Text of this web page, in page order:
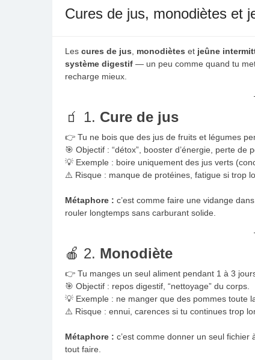
Cures de jus, monodiètes et
Les cures de jus monodiètes et jeûne
système digestif — un peu comme quand tu
recharge mieux.
🧃 1. Cure de jus
👉 Tu ne bois que des jus de fruits et légumes
🎯 Objectif : “détox”, booster d’énergie, perte de
💡 Exemple : boire uniquement des jus verts
⚠️ Risque : manque de protéines, fatigue si trop
Métaphore : c’est comme faire une vidange
rouler longtemps sans carburant solide.
🍎 2. Monodiète
👉 Tu manges un seul aliment pendant 1 à 3
🎯 Objectif : repos digestif, “nettoyage” du corps.
💡 Exemple : ne manger que des pommes toute
⚠️ Risque : ennui, carences si tu continues trop
Métaphore : c’est comme donner un seul
tout faire.